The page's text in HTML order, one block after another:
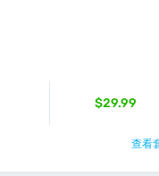
$29.99
查看